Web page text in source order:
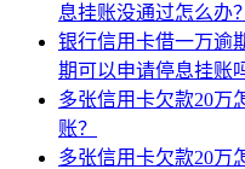
息挂账没通过怎么办？
银行信用卡借一万逾
期可以申请停息挂账
多张信用卡欠款20万
账？
多张信用卡欠款20万